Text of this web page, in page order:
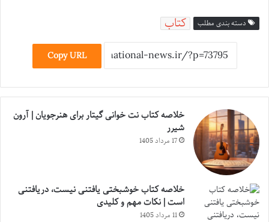
دسته بندی مطلب کتاب
Copy URL
خلاصه کتاب نت خوانی گیتار برای هنرجویان | آرون
شیرر
17 مرداد 1405
خلاصه کتاب خوشبختی یافتنی نیست، دریافتنی
است | نکات مهم و کلیدی
11 مرداد 1405